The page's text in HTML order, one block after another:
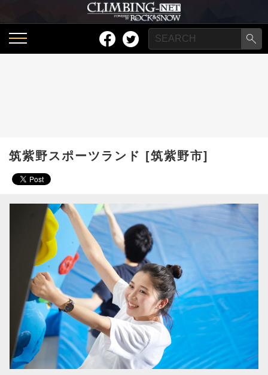
筑紫野スポーツランド [筑紫野市]